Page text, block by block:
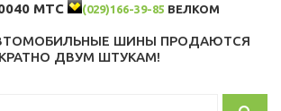
МТС (029)166-39-85 ВЕЛКОМ
ШИНЫ ПРОДАЮТСЯ
КРАТНО ДВУМ ШТУКАМ!